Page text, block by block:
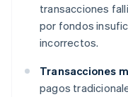
transacciones
por fondos
incorrectos.
Transacciones
pagos